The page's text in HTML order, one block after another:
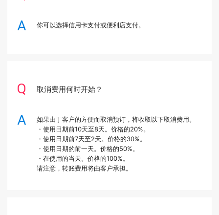
你可以选择信用卡支付或便利店支付。
取消费用何时开始？
如果由于客户的方便而取消预订，将收取以下取消费用。
・使用日期前10天至8天。价格的20%。
・使用日期前7天至2天。价格的30%。
・使用日期的前一天。价格的50%。
・在使用的当天。价格的100%。
请注意，转账费用将由客户承担。